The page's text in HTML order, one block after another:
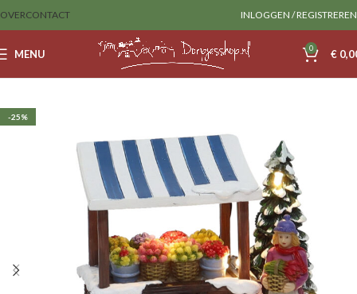
OVERCONTACT INLOGGEN / REGISTREREN
MENU 0 €
Accesories
-25%